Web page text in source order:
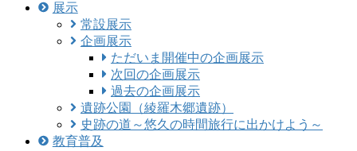
展示
常設展示
企画展示
ただいま開催中の企画展示
次回の企画展示
過去の企画展示
遺跡公園（綾羅木郷遺跡）
史跡の道～悠久の時間旅行に出かけよう～
教育普及